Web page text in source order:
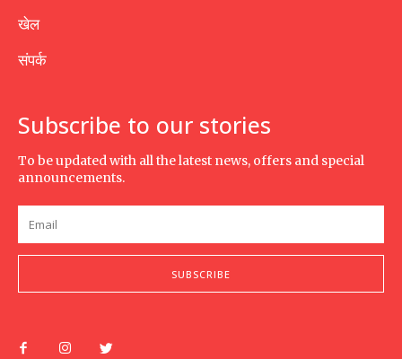
खेल
संपर्क
Subscribe to our stories
To be updated with all the latest news, offers and special
announcements.
SUBSCRIBE